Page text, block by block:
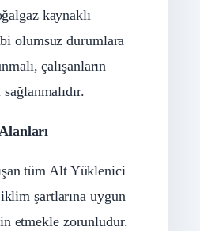
kaynaklı
olumsuz durumlara
çalışanların
tüm Alt Yüklenici
şartlarına uygun
etmekle zorunludur.